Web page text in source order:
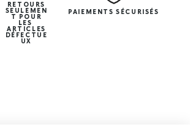
RETOURS
SEULEMEN
T POUR
LES
ARTICLES
DÉFECTUE
UX
PAIEMENTS SÉCURISÉS